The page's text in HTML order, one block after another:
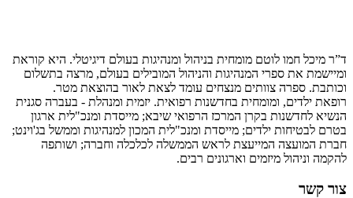
ד”ר מיכל חמו לוטם מומחית בניהול ומנהיגות בעולם דיגיטלי. היא קוראת
ומיישמת את ספרי המנהיגות והניהול המובילים בעולם, מרצה בתשלום
וכותבת. ספרה צוותים מנצחים עומד לצאת לאור בהוצאת מטר.
רופאת ילדים, ומומחית בחדשנות רפואית. יזמית ומנהלת - בעברה סגנית
הנשיא לחדשנות בקרן המרכז הרפואי שיבא; מייסדת ומנכ"לית ארגון
בטרם לבטיחות ילדים; מייסדת ומנכ"לית המכון למנהיגות וממשל בג'וינט;
חברת המועצה המייעצת לראש הממשלה לכלכלה וחברה; ושותפה
להקמה וניהול מיזמים וארגונים רבים.
צור קשר